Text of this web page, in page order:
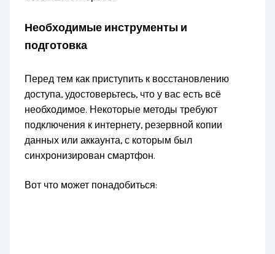
Необходимые инструменты и
подготовка
Перед тем как приступить к восстановлению
доступа, удостоверьтесь, что у вас есть всё
необходимое. Некоторые методы требуют
подключения к интернету, резервной копии
данных или аккаунта, с которым был
синхронизирован смартфон.
Вот что может понадобиться: